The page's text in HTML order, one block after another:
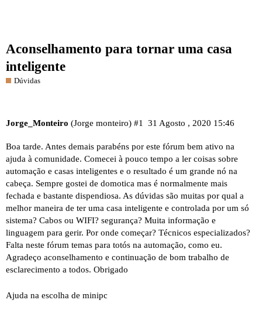
Aconselhamento para tornar uma casa
inteligente
Dúvidas
Jorge_Monteiro (Jorge monteiro) 31 Agosto , 2020 15:46
#1
Boa tarde. Antes demais parabéns por este fórum bem ativo na
ajuda à comunidade. Comecei à pouco tempo a ler coisas sobre
automação e casas inteligentes e o resultado é um grande nó na
cabeça. Sempre gostei de domotica mas é normalmente mais
fechada e bastante dispendiosa. As dúvidas são muitas por qual a
melhor maneira de ter uma casa inteligente e controlada por um só
sistema? Cabos ou WIFI? segurança? Muita informação e
linguagem para gerir. Por onde começar? Técnicos especializados?
Falta neste fórum temas para totós na automação, como eu.
Agradeço aconselhamento e continuação de bom trabalho de
esclarecimento a todos. Obrigado
Ajuda na escolha de minipc